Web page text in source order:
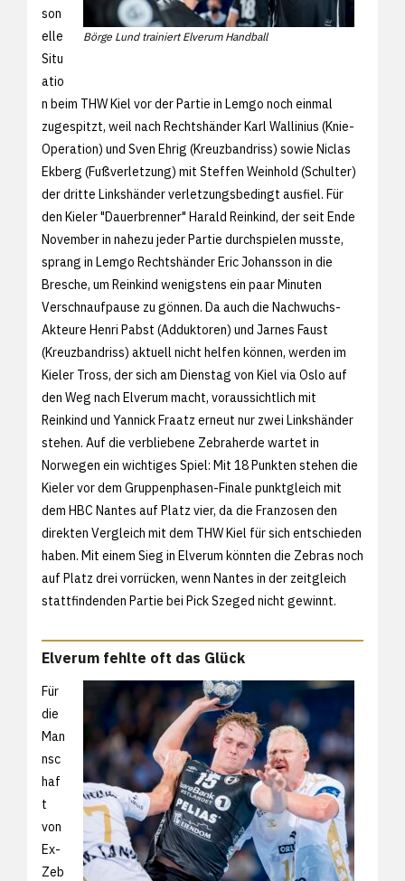
Börge Lund trainiert Elverum Handball
son
elle
Situ
atio
n beim THW Kiel vor der Partie in Lemgo noch einmal
zugespitzt, weil nach Rechtshänder Karl Wallinius (Knie-
Operation) und Sven Ehrig (Kreuzbandriss) sowie Niclas
Ekberg (Fußverletzung) mit Steffen Weinhold (Schulter)
der dritte Linkshänder verletzungsbedingt ausfiel. Für
den Kieler "Dauerbrenner" Harald Reinkind, der seit Ende
November in nahezu jeder Partie durchspielen musste,
sprang in Lemgo Rechtshänder Eric Johansson in die
Bresche, um Reinkind wenigstens ein paar Minuten
Verschnaufpause zu gönnen. Da auch die Nachwuchs-
Akteure Henri Pabst (Adduktoren) und Jarnes Faust
(Kreuzbandriss) aktuell nicht helfen können, werden im
Kieler Tross, der sich am Dienstag von Kiel via Oslo auf
den Weg nach Elverum macht, voraussichtlich mit
Reinkind und Yannick Fraatz erneut nur zwei Linkshänder
stehen. Auf die verbliebene Zebraherde wartet in
Norwegen ein wichtiges Spiel: Mit 18 Punkten stehen die
Kieler vor dem Gruppenphasen-Finale punktgleich mit
dem HBC Nantes auf Platz vier, da die Franzosen den
direkten Vergleich mit dem THW Kiel für sich entschieden
haben. Mit einem Sieg in Elverum könnten die Zebras noch
auf Platz drei vorrücken, wenn Nantes in der zeitgleich
stattfindenden Partie bei Pick Szeged nicht gewinnt.
Elverum fehlte oft das Glück
Für
die
Man
nsc
haf
t
von
Ex-
Zeb